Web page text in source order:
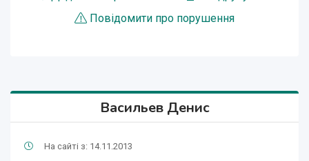
Повідомити про порушення
Васильев Денис
На сайті з: 14.11.2013